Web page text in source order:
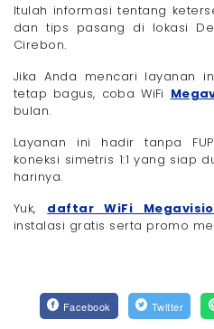
Itulah informasi tentang
dan tips pasang di lokasi
Cirebon.
Jika Anda mencari layanan
tetap bagus, coba WiFi
bulan.
Layanan ini hadir tanpa
koneksi simetris 1:1 yang siap
harinya.
Yuk, daftar WiFi
instalasi gratis serta promo
Facebook Twitter